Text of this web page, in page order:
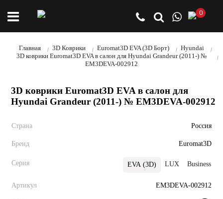
0
Главная 3D Коврики Euromat3D EVA (3D Борт)
Hyundai
3D коврики Euromat3D EVA в салон для Hyundai Grandeur (2011-) №
EM3DEVA-002912
3D коврики Euromat3D EVA в салон для
Hyundai Grandeur (2011-) № EM3DEVA-002912
Страна Россия
Бренд Euromat3D
Серия EVA (3D) LUX Business
Артикул EM3DEVA-002912